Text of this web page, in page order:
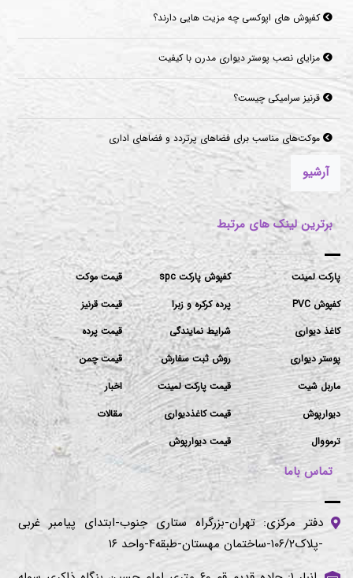
کفپوش های اپوکسی چه مزیت هایی دارند؟
مزایای نصب پوستر دیواری مدرن با کیفیت
قرنیز سرامیکی چیست؟
موکت‌های مناسب برای فضاهای پرتردد و فضاهای اداری
آرشیو
برترین لینک های مرتبط
پارکت لمینت
کفپوش PVC
کاغذ دیواری
پوستر دیواری
ماربل شیت
دیوارپوش
ترمووال
کفپوش پارکت spc
پرده کرکره و زبرا
شرایط نمایندگی
روش ثبت سفارش
قیمت پارکت لمینت
قیمت کاغذدیواری
قیمت دیوارپوش
قیمت موکت
قیمت قرنیز
قیمت پرده
قیمت چمن
اخبار
مقالات
تماس باما
دفتر مرکزی: تهران-بزرگراه ستاری جنوب-ابتدای پیامبر غربی
-پلاک۱۰۶/۲-ساختمان مهستان-طبقه۴-واحد ۱۶